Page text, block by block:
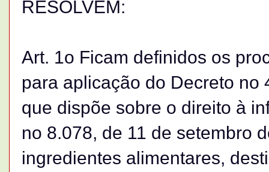
RESOLVEM:
Art. 1o Ficam definidos os
para aplicação do Decreto no
que dispõe sobre o direito à
no 8.078, de 11 de setembro
ingredientes alimentares,